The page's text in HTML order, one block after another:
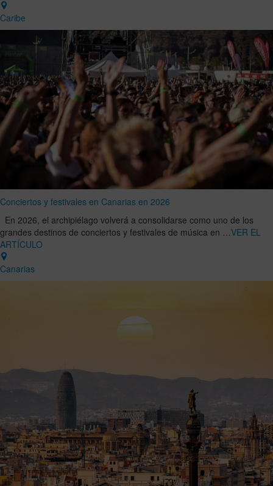
Caribe
Conciertos y festivales en Canarias en 2026
En 2026, el archipiélago volverá a consolidarse como uno de los
grandes destinos de conciertos y festivales de música en …VER EL
ARTÍCULO
Canarias